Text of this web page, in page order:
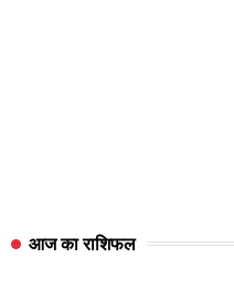
आज का राशिफल